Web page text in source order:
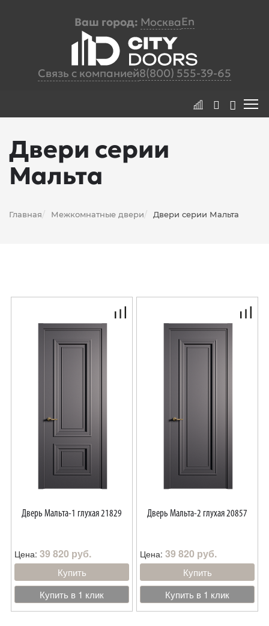
Ваш город: МоскваEn
Связь с компанией8(800) 555-39-65
Двери серии
Мальта
Главная/ Межкомнатные двери/ Двери серии Мальта
Дверь Мальта-1 глухая 21829
Цена: 39 820 руб.
Купить
Купить в 1 клик
Дверь Мальта-2 глухая 20857
Цена: 39 820 руб.
Купить
Купить в 1 клик